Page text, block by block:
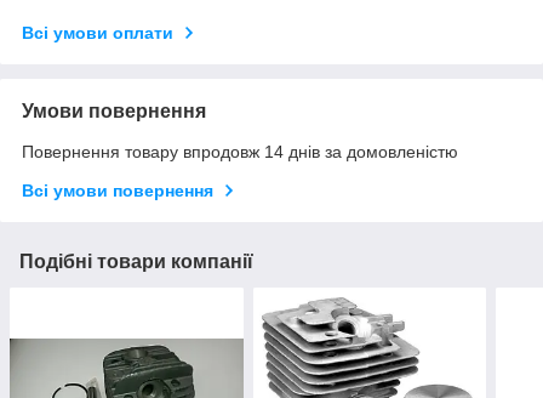
Всі умови оплати
Умови повернення
Повернення товару впродовж 14 днів за домовленістю
Всі умови повернення
Подібні товари компанії